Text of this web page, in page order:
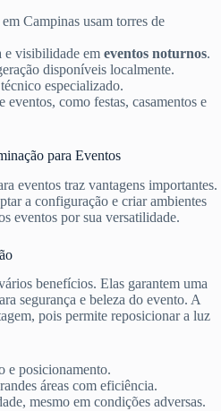
Campinas usam torres de
e visibilidade em eventos noturnos.
disponíveis localmente.
especializado.
como festas, casamentos e
para Eventos
eventos traz vantagens importantes.
a configuração e criar ambientes
eventos por sua versatilidade.
benefícios. Elas garantem uma
segurança e beleza do evento. A
pois permite reposicionar a luz
e posicionamento.
áreas com eficiência.
mesmo em condições adversas.